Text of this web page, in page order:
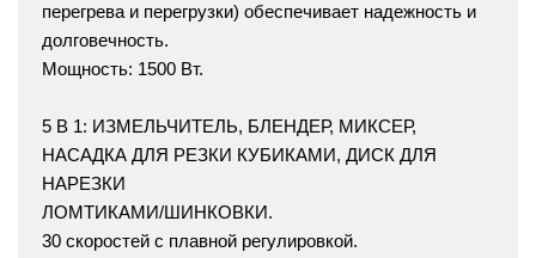
перегрева и перегрузки) обеспечивает надежность и
долговечность.
Мощность: 1500 Вт.
5 В 1: ИЗМЕЛЬЧИТЕЛЬ, БЛЕНДЕР, МИКСЕР,
НАСАДКА ДЛЯ РЕЗКИ КУБИКАМИ, ДИСК ДЛЯ
НАРЕЗКИ
ЛОМТИКАМИ/ШИНКОВКИ.
30 скоростей с плавной регулировкой.